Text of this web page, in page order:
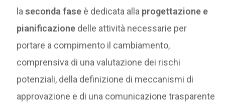
laseconda fase è dedicata alla progettazione e
pianificazione delle attività necessarie per
portare a compimento il cambiamento,
comprensiva di una valutazione dei rischi
potenziali, della definizione di meccanismi di
approvazione e di una comunicazione trasparente